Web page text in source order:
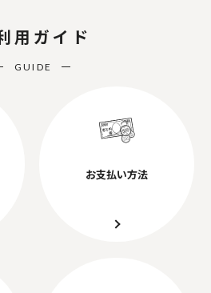
用ガイド
GUIDE
お支払い方法